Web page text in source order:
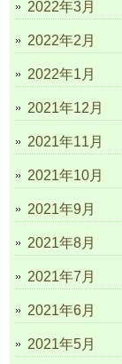
2022年3月
2022年2月
2022年1月
2021年12月
2021年11月
2021年10月
2021年9月
2021年8月
2021年7月
2021年6月
2021年5月